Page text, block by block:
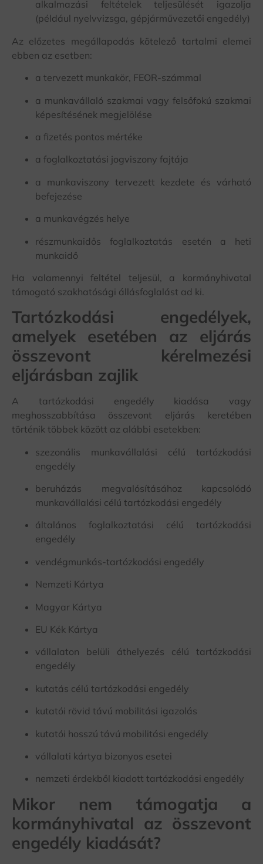
alkalmazási feltételek teljesülését igazolja
(például nyelvvizsga, gépjárművezetői engedély)
Az előzetes megállapodás kötelező tartalmi elemei
ebben az esetben:
a tervezett munkakör, FEOR-számmal
a munkavállaló szakmai vagy felsőfokú szakmai
képesítésének megjelölése
a fizetés pontos mértéke
a foglalkoztatási jogviszony fajtája
a munkaviszony tervezett kezdete és várható
befejezése
a munkavégzés helye
részmunkaidős foglalkoztatás esetén a heti
munkaidő
Ha valamennyi feltétel teljesül, a kormányhivatal
támogató szakhatósági állásfoglalást ad ki.
Tartózkodási engedélyek,
amelyek esetében az eljárás
összevont kérelmezési
eljárásban zajlik
A tartózkodási engedély kiadása vagy
meghosszabbítása összevont eljárás keretében
történik többek között az alábbi esetekben:
szezonális munkavállalási célú tartózkodási
engedély
beruházás megvalósításához kapcsolódó
munkavállalási célú tartózkodási engedély
általános foglalkoztatási célú tartózkodási
engedély
vendégmunkás-tartózkodási engedély
Nemzeti Kártya
Magyar Kártya
EU Kék Kártya
vállalaton belüli áthelyezés célú tartózkodási
engedély
kutatás célú tartózkodási engedély
kutatói rövid távú mobilitási igazolás
kutatói hosszú távú mobilitási engedély
vállalati kártya bizonyos esetei
nemzeti érdekből kiadott tartózkodási engedély
Mikor nem támogatja a
kormányhivatal az összevont
engedély kiadását?